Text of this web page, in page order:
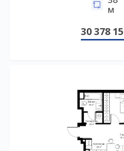
м
30 378